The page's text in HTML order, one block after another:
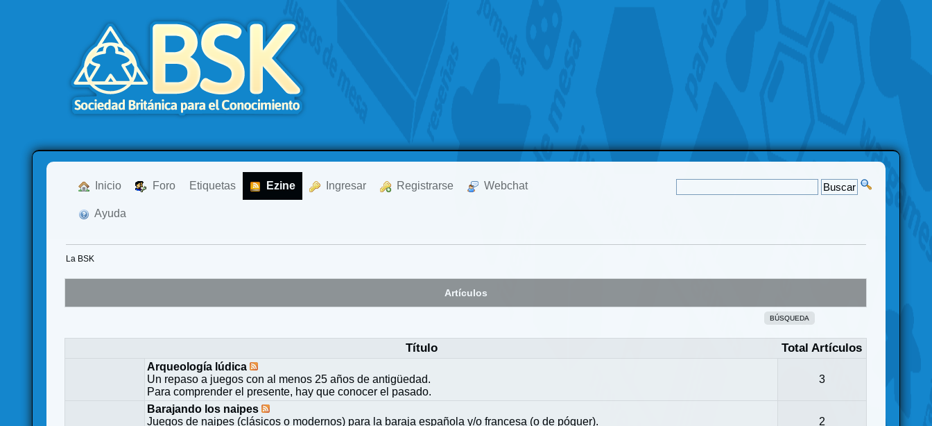
Inicio Foro Etiquetas Ezine Ingresar Registrarse Webchat
Ayuda
La BSK
Artículos
BÚSQUEDA
Título Total Artículos
Arqueología lúdica
Un repaso a juegos con al menos 25 años de antigüedad.
Para comprender el presente, hay que conocer el pasado.
3
Barajando los naipes
Juegos de naipes (clásicos o modernos) para la baraja española y/o francesa (o de póquer).
2